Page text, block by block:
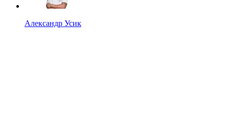
Александр Усик